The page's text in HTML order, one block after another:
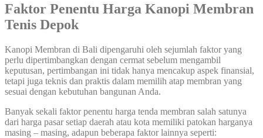
Faktor Penentu Harga Kanopi Membran
Tenis Depok
Kanopi Membran di Bali dipengaruhi oleh sejumlah faktor yang
perlu dipertimbangkan dengan cermat sebelum mengambil
keputusan, pertimbangan ini tidak hanya mencakup aspek finansial,
tetapi juga teknis dan praktis dalam memilih atap membran yang
sesuai dengan kebutuhan bangunan Anda.
Banyak sekali faktor penentu harga tenda membran salah satunya
dari harga pasar setiap daerah atau kota memiliki patokan harganya
masing – masing, adapun beberapa faktor lainnya seperti: